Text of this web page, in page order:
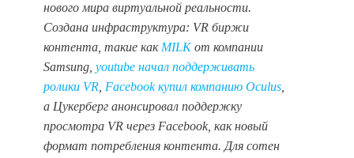
нового мира виртуальной реальности.
Создана инфраструктура: VR биржи
контента, такие как MILKот компании
Samsung, youtube начал поддерживать
ролики VR Facebook купил компанию Oculus
а Цукерберг анонсировал поддержку
просмотра VR через Facebook, как новый
формат потребления контента. Для сотен